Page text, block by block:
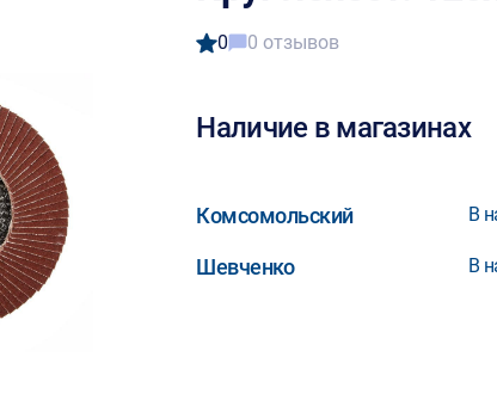
0 0 отзывов
Наличие в магазинах
Комсомольский В
Шевченко В